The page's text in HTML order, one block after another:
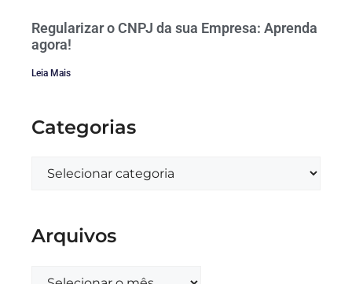
Regularizar o CNPJ da sua Empresa: Aprenda
agora!
Leia Mais
Categorias
Arquivos